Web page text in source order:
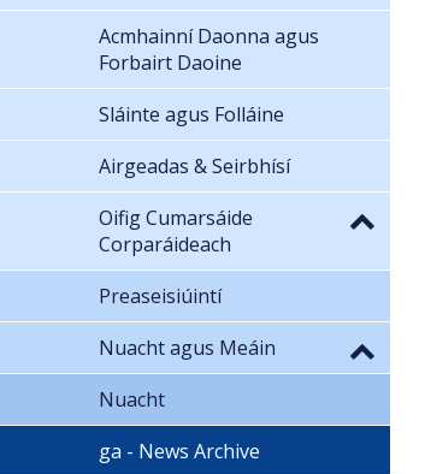
Acmhainní Daonna agus
Forbairt Daoine
Sláinte agus Folláine
Airgeadas & Seirbhísí
Oifig Cumarsáide
Corparáideach
Preaseisiúintí
Nuacht agus Meáin
Nuacht
ga - News Archive